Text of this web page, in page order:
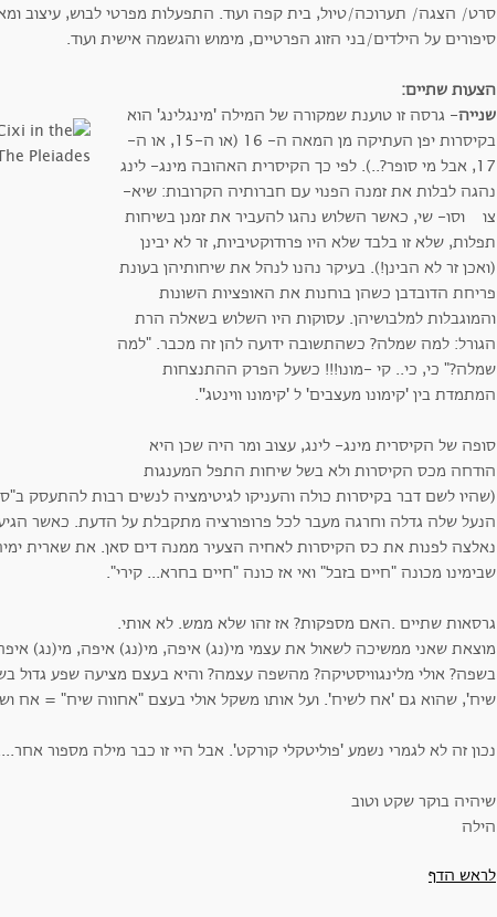
סרט/ הצגה/ תערוכה/טיול, בית קפה ועוד. התפעלות מפרטי לבוש, עיצוב
סיפורים על הילדים/בני הזוג הפרטיים, מימוש והגשמה אישית ועוד.
הצעות שתיים:
שנייה- גרסה זו טוענת שמקורה של המילה 'מינגלינג' הוא
בקיסרות יפן העתיקה מן המאה ה- 16 (או ה-15, או ה-
17, אבל מי סופר?..). לפי כך הקיסרית האהובה מינג- לינג
נהגה לבלות את זמנה הפנוי עם חברותיה הקרובות: שיא-
צו וסו- שי, כאשר השלוש נהגו להעביר את זמנן בשיחות
תפלות, שלא זו בלבד שלא היו פרודוקטיביות, זר לא יבינן
(ואכן זר לא הבינן!). בעיקר נהנו לנהל את שיחותיהן בעונת
פריחת הדובדבן כשהן בוחנות את האופציות השונות
והמוגבלות למלבושיהן. עסוקות היו השלוש בשאלה הרת
הגורל: למה שמלה? כשהתשובה ידועה להן זה מכבר. "למה
שמלה?" כי, כי.. קי -מונו!!! כשעל הפרק ההתנצחות
המתמדת בין 'קימונו מעצבים' ל 'קימונו ווינטג''.
סופה של הקיסרית מינג- לינג, עצוב ומר היה שכן היא
הודחה מכס הקיסרות ולא בשל שיחות התפל המענגות
(שהיו לשם דבר בקיסרות כולה והעניקו לגיטימציה לנשים רבות
נאלצה לפנות את כס הקיסרות לאחיה הצעיר ממנה דים סאן. את שארית
שבימינו מכונה "חיים בזבל" ואי אז כונה "חיים בחרא... קירי".
גרסאות שתיים .האם מספקות? אז זהו שלא ממש. לא אותי.
מוצאת שאני ממשיכה לשאול את עצמי מי(נג) איפה, מי(נג) איפה, מי(נג)
בשפה? אולי מלינגוויסטיקה? מהשפה עצמה? והיא בעצם מציעה שפע
שיח', שהוא גם 'אח לשיח'. ועל אותו משקל אולי בעצם "אחווה שיח" = אח
נכון זה לא לגמרי נשמע 'פוליטקלי קורקט'. אבל היי זו כבר מילה מספור
שיהיה בוקר שקט וטוב
הילה
לראש הדף